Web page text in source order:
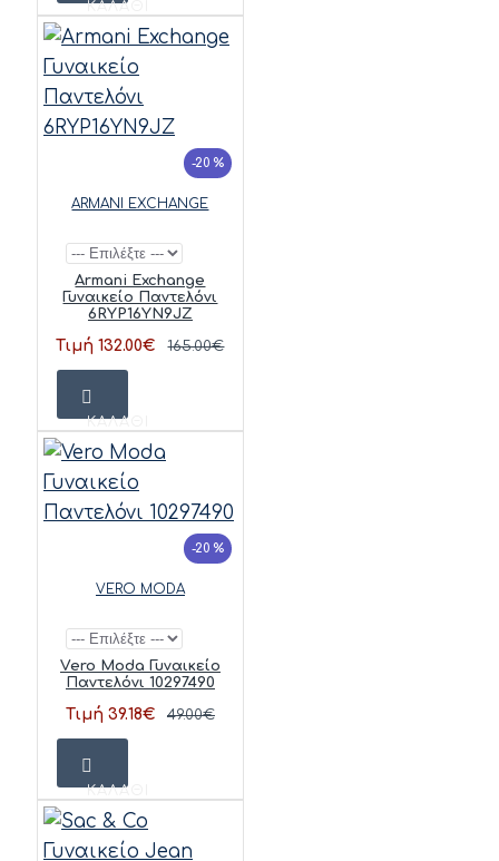
ΚΑΛΆΘΙ
-20 %
ARMANI EXCHANGE
Armani Exchange
Γυναικείο Παντελόνι
6RYP16YN9JZ
Τιμή 132.00€ 165.00€
ΚΑΛΆΘΙ
-20 %
VERO MODA
Vero Moda Γυναικείο
Παντελόνι 10297490
Τιμή 39.18€ 49.00€
ΚΑΛΆΘΙ